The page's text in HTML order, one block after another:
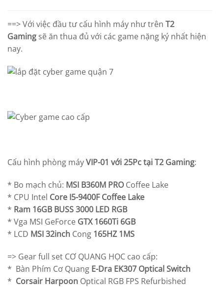
==> Với việc đầu tư cấu hình máy như trên T2
Gaming sẽ ăn thua đủ với các game nặng ký nhất hiện
nay.
Cấu hình phòng máyVIP-01 với 25Pc tại T2 Gaming:
* Bo mạch chủ: MSI B360M PRO Coffee Lake
* CPU Intel Core I5-9400F Coffee Lake
* Ram 16GB BUSS 3000 LED RGB
* Vga MSI GeForce GTX 1660Ti 6GB
* LCD MSI 32inch Cong 165HZ 1MS
=> Gear full set CƠ QUANG HỌC cao cấp:
* Bàn Phím Cơ Quang E-Dra EK307 Optical Switch
* Corsair Harpoon Optical RGB FPS Refurbished